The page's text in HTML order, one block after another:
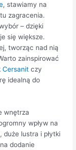
, stawiamy na
zagracenia.
– dzięki
się większe.
tworząc nad nią
zainspirować
Cersanit czy
idealną do
wnętrza
wpływ na
duże lustra i płytki
dodanie